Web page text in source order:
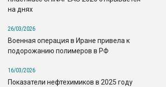
на днях
26/03/2026
Военная операция в Иране привела к
подорожанию полимеров в РФ
16/03/2026
Показатели нефтехимиков в 2025 году